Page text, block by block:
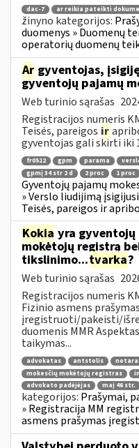
dac-7 ar reikia pateikti
žinyno kategorijos:
duomenys » Duomenų
operatorių duomenų
Ar gyventojas,
gyventojų pajamų
Web turinio sąrašas
Registracijos numeris
Teisės, pareigos ir
gyventojas gali skirti iki
fr0512 gpm parama
gpmį 34 str 2 d
2 proc 1 proc
Gyventojų pajamų
» Verslo liudijimą
Teisės, pareigos ir
Kokia yra
mokėtojų registrą
tikslinimo...tvarka?
Web turinio sąrašas
Registracijos numeris
Fizinio asmens prašymas
įregistruoti/pakeisti/
duomenis MMR
taikymas...
advokatas antstolis
mokesčių mokėtojų registras
advokato padėjėjas
maį 46 str.
kategorijos: Prašymai,
» Registracija MM
asmens prašymas